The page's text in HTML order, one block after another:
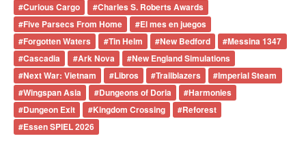
#Curious Cargo #Charles S. Roberts Awards
#Five Parsecs From Home #El mes en juegos
#Forgotten Waters #Tin Helm #New Bedford #Messina 1347
#Cascadia #Ark Nova #New England Simulations
#Next War: Vietnam #Libros #Trailblazers #Imperial Steam
#Wingspan Asia #Dungeons of Doria #Harmonies
#Dungeon Exit #Kingdom Crossing #Reforest
#Essen SPIEL 2026